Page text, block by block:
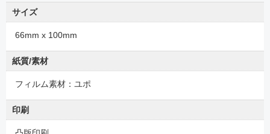
サイズ
66mm x 100mm
紙質/素材
フィルム素材：ユポ
印刷